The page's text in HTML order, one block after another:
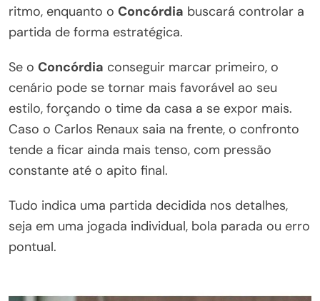
ritmo, enquanto o Concórdia buscará controlar a
partida de forma estratégica.
Se o Concórdia conseguir marcar primeiro, o
cenário pode se tornar mais favorável ao seu
estilo, forçando o time da casa a se expor mais.
Caso o Carlos Renaux saia na frente, o confronto
tende a ficar ainda mais tenso, com pressão
constante até o apito final.
Tudo indica uma partida decidida nos detalhes,
seja em uma jogada individual, bola parada ou erro
pontual.